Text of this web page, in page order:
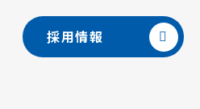
採用情報